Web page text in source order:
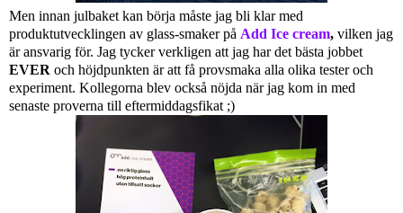
Men innan julbaket kan börja måste jag bli klar med
produktutvecklingen av glass-smaker på Add Ice cream, vilken jag
är ansvarig för. Jag tycker verkligen att jag har det bästa jobbet
EVER och höjdpunkten är att få provsmaka alla olika tester och
experiment. Kollegorna blev också nöjda när jag kom in med
senaste proverna till eftermiddagsfikat ;)